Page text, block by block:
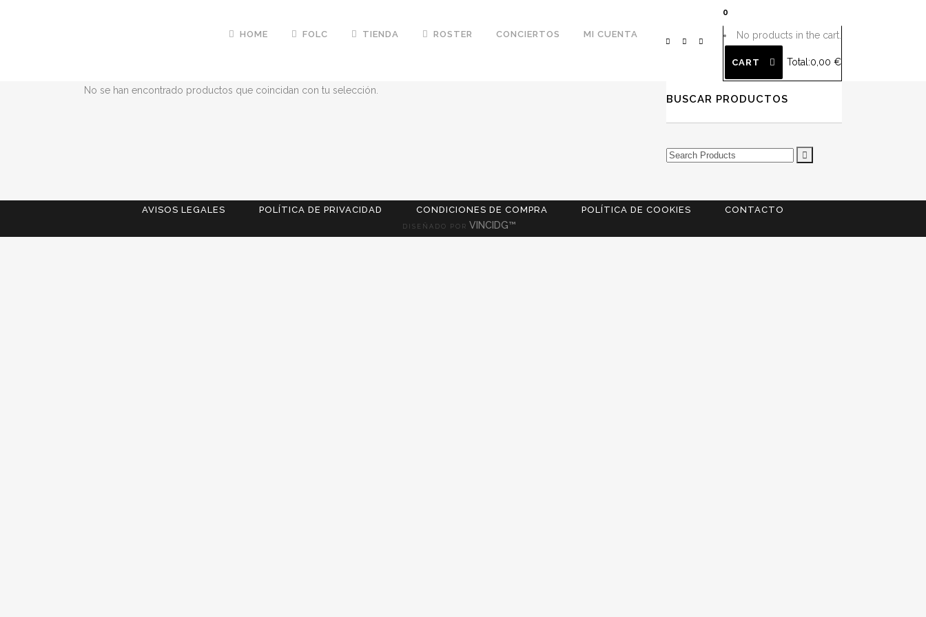
0
No products in the cart.
CART Total:0,00 €
HOME FOLC TIENDA ROSTER CONCIERTOS MI CUENTA
No se han encontrado productos que coincidan con tu selección.
BUSCAR PRODUCTOS
Search
AVISOS LEGALES POLÍTICA DE PRIVACIDAD CONDICIONES DE COMPRA POLÍTICA DE COOKIES CONTACTO
DISEÑADO POR VINCIDG™